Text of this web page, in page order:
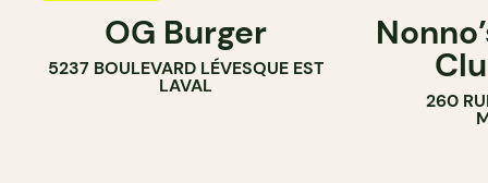
OG Burger
5237 BOULEVARD LÉVESQUE EST
LAVAL
260